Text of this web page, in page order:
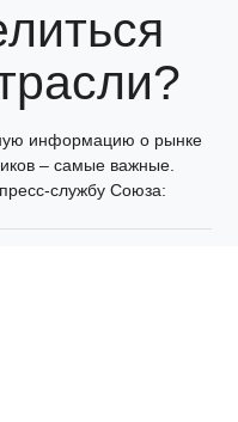
информацию о рынке
– самые важные.
службу Союза: